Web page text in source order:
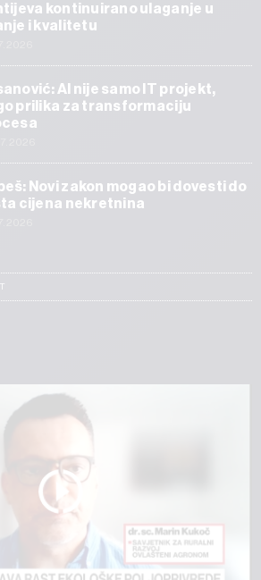
kontinuirano ulaganje u
i kvalitetu
AI nije samo IT projekt,
prilika za transformaciju
Novi zakon mogao bi dovesti do
cijena nekretnina